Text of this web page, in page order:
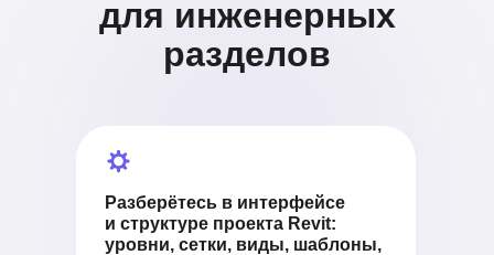
для инженерных
разделов
Разберётесь в интерфейсе
и структуре проекта Revit:
уровни, сетки, виды, шаблоны,